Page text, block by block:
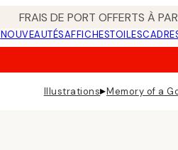
FRAIS DE PORT OFFERTS À
NOUVEAUTÉSAFFICHESTOILES
Illustrations▸Memory of a